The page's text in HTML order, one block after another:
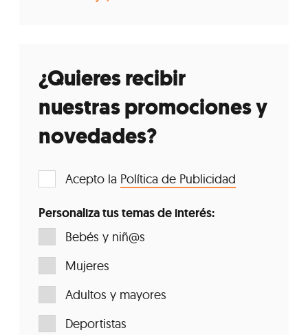
¿Quieres recibir
nuestras promociones y
novedades?
Acepto la Política de Publicidad
Personaliza tus temas de interés:
Bebés y niñ@s
Mujeres
Adultos y mayores
Deportistas